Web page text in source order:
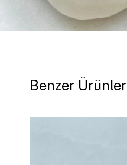
Benzer Ürünler